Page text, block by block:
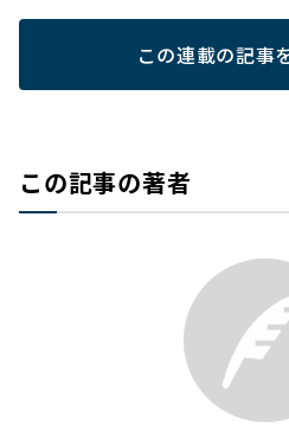
この連載の記事
この記事の著者